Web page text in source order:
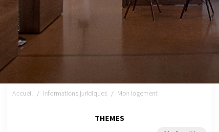
Accueil Informations juridiques Mon logement
THEMES